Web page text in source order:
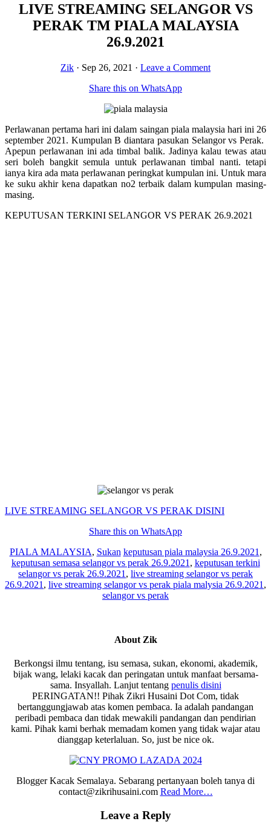
LIVE STREAMING SELANGOR VS
PERAK TM PIALA MALAYSIA
26.9.2021
Zik · Sep 26, 2021 · Leave a Comment
Share this on WhatsApp
Perlawanan pertama hari ini dalam saingan piala malaysia hari ini 26
september 2021. Kumpulan B diantara pasukan Selangor vs Perak.
Apepun perlawanan ini ada timbal balik. Jadinya kalau tewas atau
seri boleh bangkit semula untuk perlawanan timbal nanti. tetapi
ianya kira ada mata perlawanan peringkat kumpulan ini. Untuk mara
ke suku akhir kena dapatkan no2 terbaik dalam kumpulan masing-
masing.
KEPUTUSAN TERKINI SELANGOR VS PERAK 26.9.2021
LIVE STREAMING SELANGOR VS PERAK DISINI
Share this on WhatsApp
PIALA MALAYSIA, Sukan keputusan piala malaysia 26.9.2021 ,
keputusan semasa selangor vs perak 26.9.2021 , keputusan terkini
selangor vs perak 26.9.2021 , live streaming selangor vs perak
26.9.2021 , live streaming selangor vs perak piala malysia 26.9.2021 ,
selangor vs perak
About Zik
Berkongsi ilmu tentang, isu semasa, sukan, ekonomi, akademik,
bijak wang, lelaki kacak dan peringatan untuk manfaat bersama-
sama. Insyallah. Lanjut tentang penulis disini
PERINGATAN!! Pihak Zikri Husaini Dot Com, tidak
bertanggungjawab atas komen pembaca. Ia adalah pandangan
peribadi pembaca dan tidak mewakili pandangan dan pendirian
kami. Pihak kami berhak memadam komen yang tidak wajar atau
dianggap keterlaluan. So, just be nice ok.
Blogger Kacak Semalaya. Sebarang pertanyaan boleh tanya di
contact@zikrihusaini.com Read More…
Leave a Reply